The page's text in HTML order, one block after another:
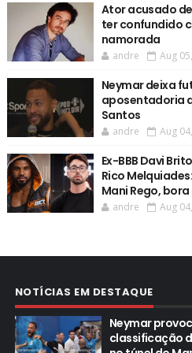
Ator acusado
ter confundido
namorada
andre Aug
Neymar deixa
aposentadoria
Santos
andre Aug
Ex-BBB Davi
Rico
Mani Rego,
andre Aug
NOTÍCIAS EM DESTAQUE
Neymar
classificação